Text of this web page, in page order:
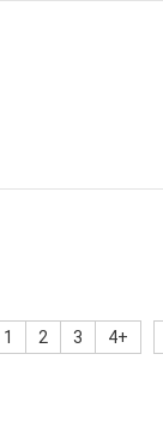
1 2 3 4+